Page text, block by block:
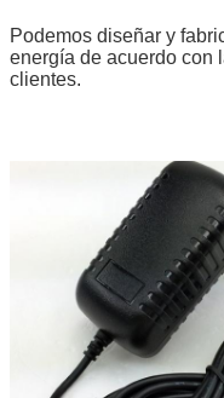
Podemos diseñar y
energía de acuerdo con
clientes.